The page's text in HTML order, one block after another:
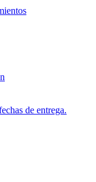
de entrega.